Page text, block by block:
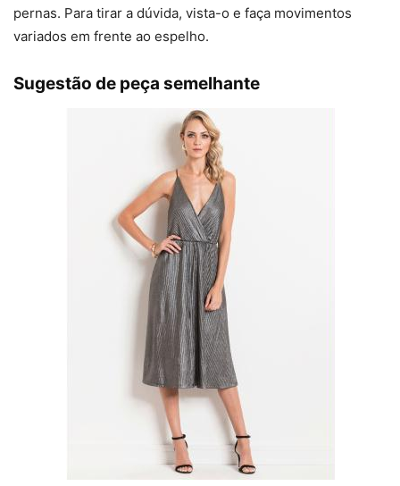
pernas. Para tirar a dúvida, vista-o e faça movimentos
variados em frente ao espelho.
Sugestão de peça semelhante